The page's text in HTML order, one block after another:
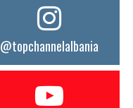
@topchannelalbania